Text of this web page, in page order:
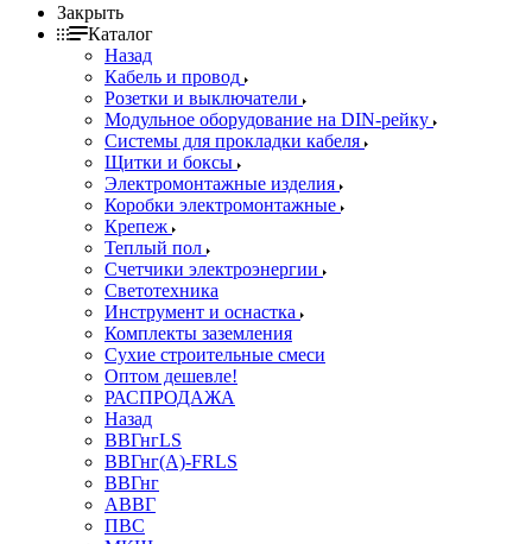
Закрыть
Каталог
Назад
Кабель и провод
Розетки и выключатели
Модульное оборудование на DIN-рейку
Системы для прокладки кабеля
Щитки и боксы
Электромонтажные изделия
Коробки электромонтажные
Крепеж
Теплый пол
Счетчики электроэнергии
Светотехника
Инструмент и оснастка
Комплекты заземления
Сухие строительные смеси
Оптом дешевле!
РАСПРОДАЖА
Назад
ВВГнгLS
ВВГнг(А)-FRLS
ВВГнг
АВВГ
ПВС